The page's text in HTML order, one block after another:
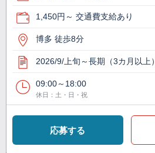
1,450円～ 交通費支給あり
博多 徒歩8分
2026/9/上旬～長期（3カ月以上）
09:00～18:00
休日：土・日・祝
応募する